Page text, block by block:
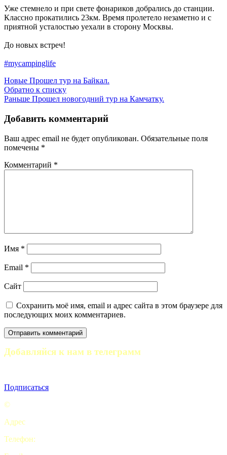
Уже стемнело и при свете фонариков добрались до станции.
Классно прокатились 23км. Время пролетело незаметно и с
приятной усталостью уехали в сторону Москвы.
До новых встреч!
#mycampinglife
Новые Прошел тур на Байкал.
Обратно к списку
Раньше Прошел новогодний тур на Камчатку.
Добавить комментарий
Ваш адрес email не будет опубликован. Обязательные поля
помечены *
Комментарий *
Имя *
Email *
Сайт
Сохранить моё имя, email и адрес сайта в этом браузере для
последующих моих комментариев.
Добавляйся к нам в телеграмм
Подписаться
©
Адрес
Телефон: